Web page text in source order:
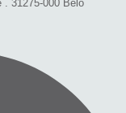
. 31275-000 Belo